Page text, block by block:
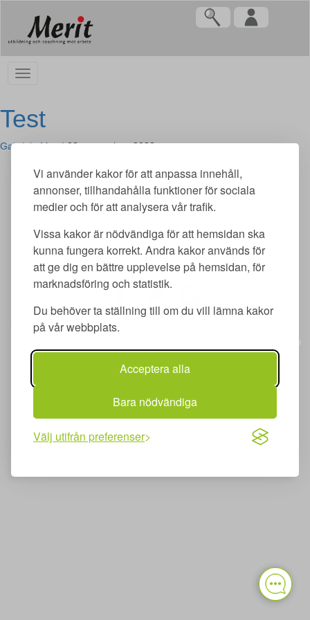
Vi använder kakor för att anpassa innehåll,
annonser, tillhandahålla funktioner för sociala
medier och för att analysera vår trafik.
Vissa kakor är nödvändiga för att hemsidan ska
kunna fungera korrekt. Andra kakor används för
att ge dig en bättre upplevelse på hemsidan, för
marknadsföring och statistik.
Du behöver ta ställning till om du vill lämna kakor
på vår webbplats.
Acceptera alla
Bara nödvändiga
Välj utifrån preferenser
Test
Gabriela Mas |28 september, 2022
Categories:
Test
Test→
Merit utbildning AB | Adlerfelts väg 2 C | 213 65 Malmö | merit@meritutbildning.com